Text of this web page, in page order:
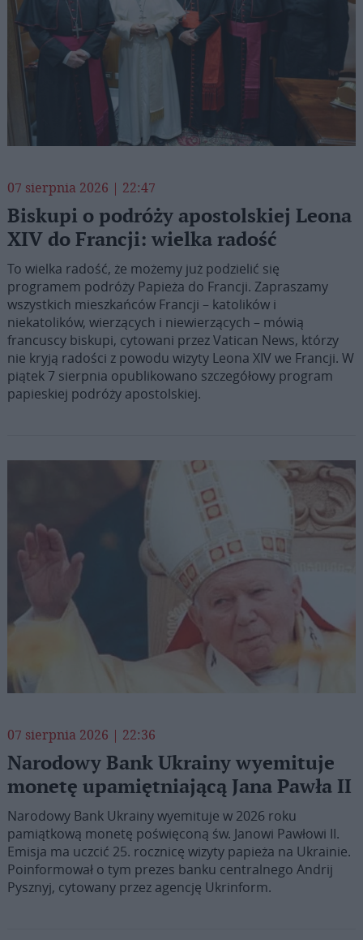
07 sierpnia 2026 | 22:47
Biskupi o podróży apostolskiej Leona
XIV do Francji: wielka radość
To wielka radość, że możemy już podzielić się
programem podróży Papieża do Francji. Zapraszamy
wszystkich mieszkańców Francji – katolików i
niekatolików, wierzących i niewierzących – mówią
francuscy biskupi, cytowani przez Vatican News, którzy
nie kryją radości z powodu wizyty Leona XIV we Francji. W
piątek 7 sierpnia opublikowano szczegółowy program
papieskiej podróży apostolskiej.
07 sierpnia 2026 | 22:36
Narodowy Bank Ukrainy wyemituje
monetę upamiętniającą Jana Pawła II
Narodowy Bank Ukrainy wyemituje w 2026 roku
pamiątkową monetę poświęconą św. Janowi Pawłowi II.
Emisja ma uczcić 25. rocznicę wizyty papieża na Ukrainie.
Poinformował o tym prezes banku centralnego Andrij
Pysznyj, cytowany przez agencję Ukrinform.